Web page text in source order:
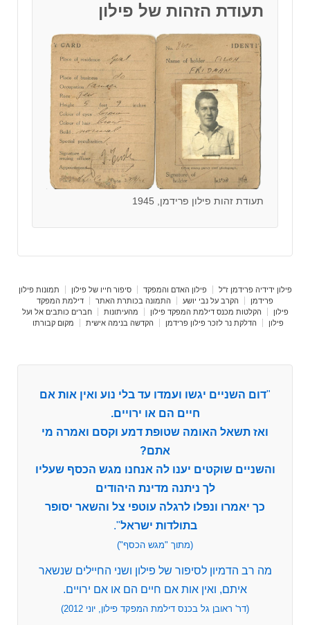
תעודת הזהות של פילון
תעודת זהות פילון פרידמן, 1945
פילון ידידיה פרידמן ז"ל פילון האדם והמפקד סיפור חייו של פילון
תמונות פילון
פרידמן
הקרב על נבי יושע התמונה בכותרת האתר
דילמת המפקד
פילון
הקלטות מכנס דילמת המפקד פילון מהעיתונות
חברים כותבים אל ועל
פילון
הדלקת נר לזכר פילון פרידמן הקדשה בנימה אישית מקום קבורתו
"דום השניים יגשו ועמדו עד בלי נוע ואין אות אם
חיים הם או ירויים.
ואז תשאל האומה שטופת דמע וקסם ואמרה מי
אתם?
והשניים שוקטים יענו לה אנחנו מגש הכסף שעליו
לך ניתנה מדינת היהודים
כך יאמרו ונפלו לרגלה עוטפי צל והשאר יסופר
בתולדות ישראל".
(מתוך "מגש הכסף")
מה רב הדמיון לסיפור של פילון ושני החיילים שנשאר
איתם, ואין אות אם חיים הם או אם ירויים.
(דר' ראובן גל בכנס דילמת המפקד פילון, יוני 2012)